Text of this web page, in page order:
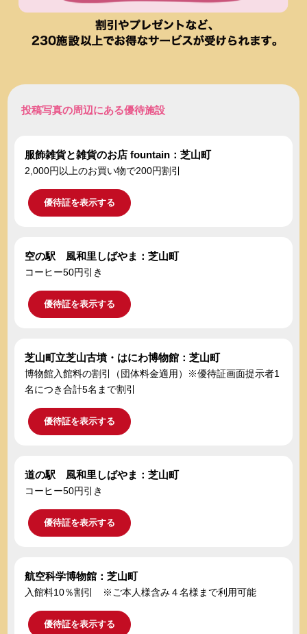
投稿写真の周辺にある優待施設
服飾雑貨と雑貨のお店 fountain：芝山町
2,000円以上のお買い物で200円割引
優待証を表示する
空の駅 風和里しばやま：芝山町
コーヒー50円引き
優待証を表示する
芝山町立芝山古墳・はにわ博物館：芝山町
博物館入館料の割引（団体料金適用）※優待証画面提示者1
名につき合計5名まで割引
優待証を表示する
道の駅 風和里しばやま：芝山町
コーヒー50円引き
優待証を表示する
航空科学博物館：芝山町
入館料10％割引 ※ご本人様含み４名様まで利用可能
優待証を表示する